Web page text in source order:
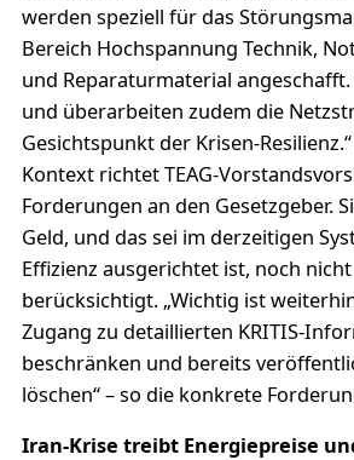
werden speziell für das
Bereich Hochspannung Technik,
und Reparaturmaterial
und überarbeiten zudem die
Gesichtspunkt der Krisen-
Kontext richtet TEAG-
Forderungen an den Gesetzgeber.
Geld, und das sei im derzeitigen
Effizienz ausgerichtet ist, noch
berücksichtigt. „Wichtig ist
Zugang zu detaillierten KRITIS-
beschränken und bereits
löschen“ – so die konkrete
Iran-Krise treibt Energiepreise